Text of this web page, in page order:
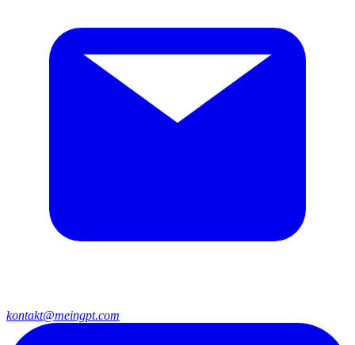
kontakt@meingpt.com